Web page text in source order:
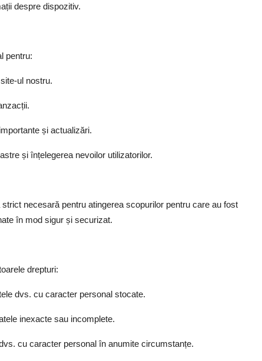
despre dispozitiv.
pentru:
ul nostru.
și actualizări.
și înțelegerea nevoilor utilizatorilor.
necesară pentru atingerea scopurilor pentru care au fost
în mod sigur și securizat.
drepturi:
dvs. cu caracter personal stocate.
inexacte sau incomplete.
cu caracter personal în anumite circumstanțe.